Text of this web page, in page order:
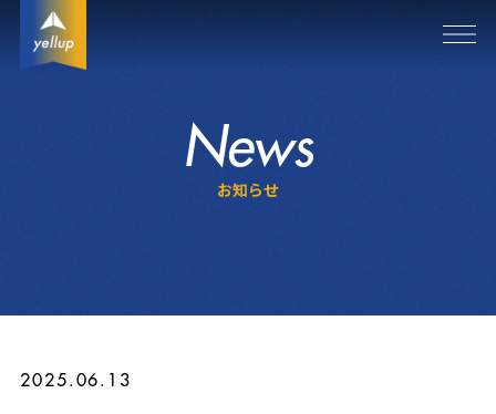
News
お知らせ
2025.06.13